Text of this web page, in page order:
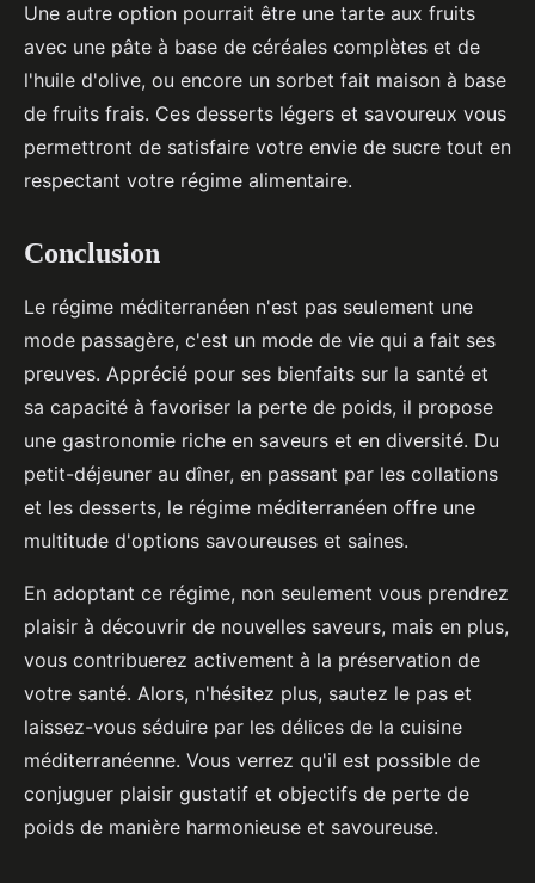
Une autre option pourrait être une tarte aux fruits
avec une pâte à base de céréales complètes et de
l'huile d'olive, ou encore un sorbet fait maison à base
de fruits frais. Ces desserts légers et savoureux vous
permettront de satisfaire votre envie de sucre tout en
respectant votre régime alimentaire.
Conclusion
Le régime méditerranéen n'est pas seulement une
mode passagère, c'est un mode de vie qui a fait ses
preuves. Apprécié pour ses bienfaits sur la santé et
sa capacité à favoriser la perte de poids, il propose
une gastronomie riche en saveurs et en diversité. Du
petit-déjeuner au dîner, en passant par les collations
et les desserts, le régime méditerranéen offre une
multitude d'options savoureuses et saines.
En adoptant ce régime, non seulement vous prendrez
plaisir à découvrir de nouvelles saveurs, mais en plus,
vous contribuerez activement à la préservation de
votre santé. Alors, n'hésitez plus, sautez le pas et
laissez-vous séduire par les délices de la cuisine
méditerranéenne. Vous verrez qu'il est possible de
conjuguer plaisir gustatif et objectifs de perte de
poids de manière harmonieuse et savoureuse.